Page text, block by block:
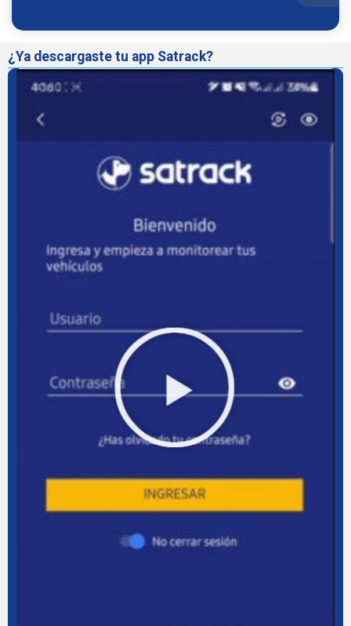
¿Ya descargaste tu app Satrack?